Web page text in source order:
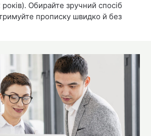
років). Обирайте зручний спосіб
прописку швидко й без